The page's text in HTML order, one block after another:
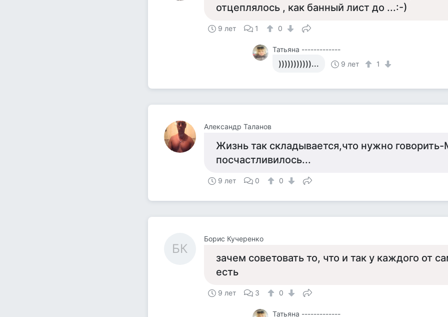
отцеплялось , как банный лист до ...:-)
9 лет 1 0
Татьяна -------------
)))))))))))... 9 лет 1
Александр Таланов
Жизнь так складывается,что нужно
посчастливилось...
9 лет 0 0
БК
Борис Кучеренко
зачем советовать то, что и так у каждого от
есть
9 лет 3 0
Татьяна -------------